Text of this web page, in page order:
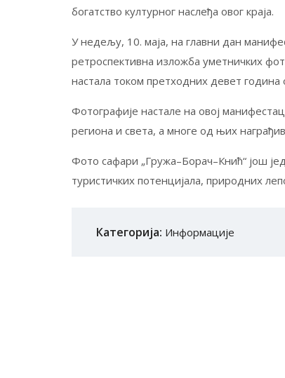
богатство културног наслеђа овог краја.
У недељу, 10. маја, на главни дан
ретроспективна изложба уметничких
настала током претходних девет
Фотографије настале на овој
региона и света, а многе од њих
Фото сафари „Гружа–Борач–Кнић“ још
туристичких потенцијала, природних
Категорија: Информације